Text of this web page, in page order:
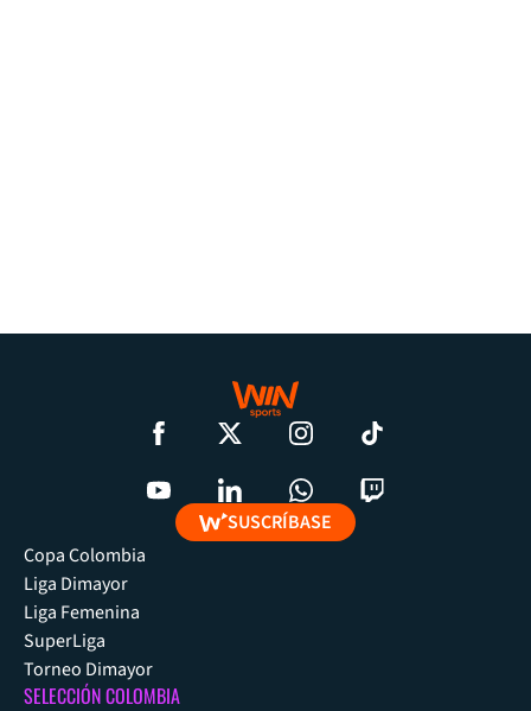
SUSCRÍBASE
Copa Colombia
Liga Dimayor
Liga Femenina
SuperLiga
Torneo Dimayor
SELECCIÓN COLOMBIA